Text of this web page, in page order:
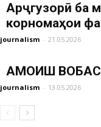
Арҷгузорӣ ба
корномаҳои
journalism - 21.05.2026
ҲАМОИШ
journalism - 13.05.2026